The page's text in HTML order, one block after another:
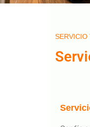
SERVICIO